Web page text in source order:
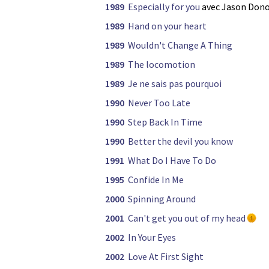
1989 Especially for you avec Jason
1989 Hand on your heart
1989 Wouldn't Change A Thing
1989 The locomotion
1989 Je ne sais pas pourquoi
1990 Never Too Late
1990 Step Back In Time
1990 Better the devil you know
1991 What Do I Have To Do
1995 Confide In Me
2000 Spinning Around
2001 Can't get you out of my head
2002 In Your Eyes
2002 Love At First Sight